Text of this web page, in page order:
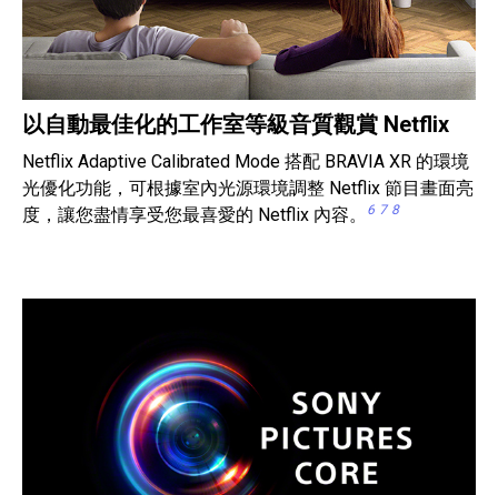
以自動最佳化的工作室等級音質觀賞 Netflix
Netflix Adaptive Calibrated Mode 搭配 BRAVIA XR 的環境
光優化功能，可根據室內光源環境調整 Netflix 節目畫面亮
度，讓您盡情享受您最喜愛的 Netflix 內容。
6 7 8